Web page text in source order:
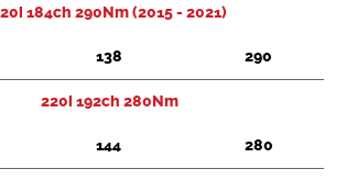
184ch 290Nm (2015 - 2021)
138 290
220i 192ch 280Nm
144 280